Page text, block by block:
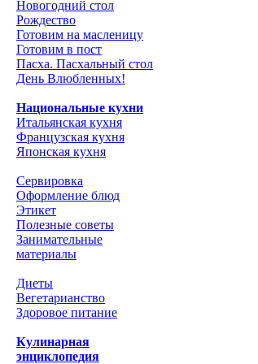
Новогодний стол
Рождество
Готовим на масленицу
Готовим в пост
Пасха. Пасхальный стол
День Влюбленных!
Национальные кухни
Итальянская кухня
Французская кухня
Японская кухня
Сервировка
Оформление блюд
Этикет
Полезные советы
Занимательные
материалы
Диеты
Вегетарианство
Здоровое питание
Кулинарная
энциклопедия